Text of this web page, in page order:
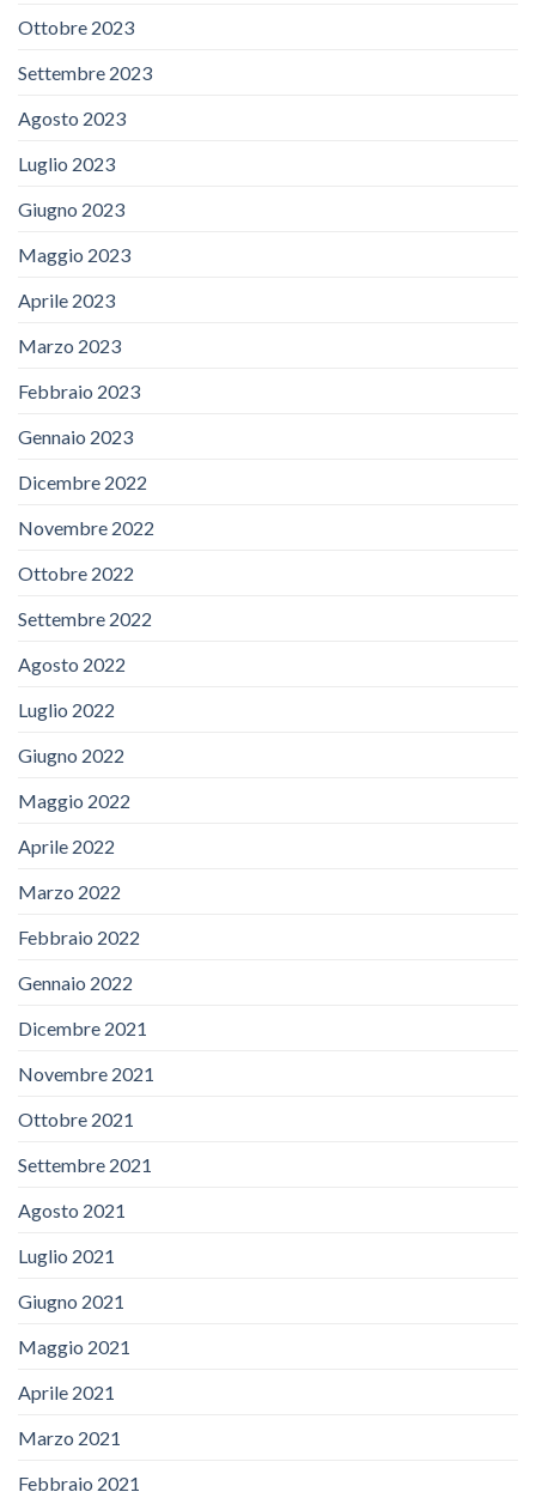
Ottobre 2023
Settembre 2023
Agosto 2023
Luglio 2023
Giugno 2023
Maggio 2023
Aprile 2023
Marzo 2023
Febbraio 2023
Gennaio 2023
Dicembre 2022
Novembre 2022
Ottobre 2022
Settembre 2022
Agosto 2022
Luglio 2022
Giugno 2022
Maggio 2022
Aprile 2022
Marzo 2022
Febbraio 2022
Gennaio 2022
Dicembre 2021
Novembre 2021
Ottobre 2021
Settembre 2021
Agosto 2021
Luglio 2021
Giugno 2021
Maggio 2021
Aprile 2021
Marzo 2021
Febbraio 2021